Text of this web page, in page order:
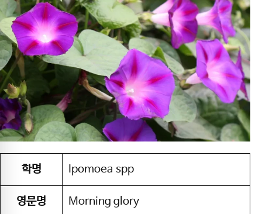
학명 Ipomoea spp
영문명 Morning glory